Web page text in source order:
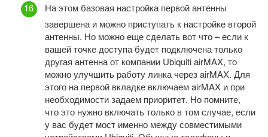
На этом базовая настройка первой антенны
завершена и можно приступать к настройке второй
антенны. Но можно еще сделать вот что – если к
вашей точке доступа будет подключена только
другая антенна от компании Ubiquiti airMAX, то
можно улучшить работу линка через airMAX. Для
этого на первой вкладке включаем airMAX и при
необходимости задаем приоритет. Но помните,
что это нужно включать только в том случае, если
у вас будет мост именно между совместимыми